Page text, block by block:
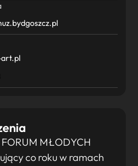
FORUM MŁODYCH
co roku w ramach